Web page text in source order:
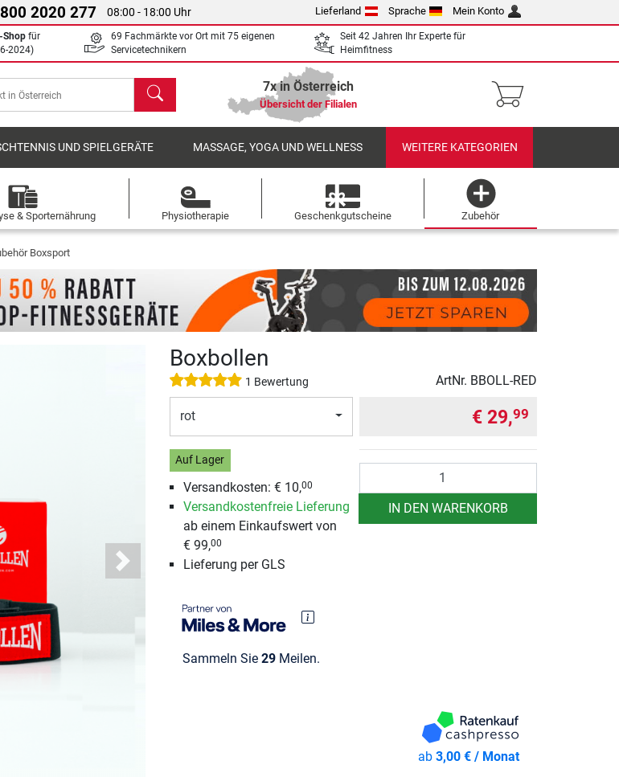
2020 277 08:00 - 18:00 Uhr Lieferland Sprache Mein Konto
Shop für
2024)
69 Fachmärkte vor Ort mit 75 eigenen
Servicetechnikern
Seit 42 Jahren Ihr Experte für
Heimfitness
Suchen 7x in Österreich
Übersicht der Filialen
UND SPIELGERÄTE MASSAGE, YOGA UND WELLNESS WEITERE KATEGORIEN
& Sporternährung Physiotherapie Geschenkgutscheine Zubehör
Boxsport
Next
Boxbollen
1 Bewertung ArtNr. BBOLL-RED
rot
Auf Lager
Versandkosten:€ 10,00
Versandkostenfreie Lieferung
ab einem Einkaufswert von
€ 99,00
Lieferung per GLS
Sammeln Sie 29Meilen.
€ 29,99
IN DEN WARENKORB
ab3,00 € / Monat